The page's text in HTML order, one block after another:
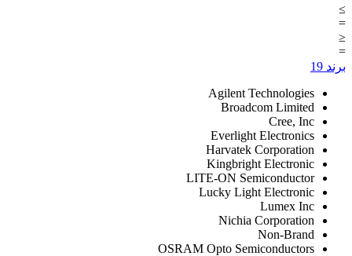
≥
=
≤
=
برند 19
Agilent Technologies
Broadcom Limited
Cree, Inc
Everlight Electronics
Harvatek Corporation
Kingbright Electronic
LITE-ON Semiconductor
Lucky Light Electronic
Lumex Inc
Nichia Corporation
Non-Brand
OSRAM Opto Semiconductors